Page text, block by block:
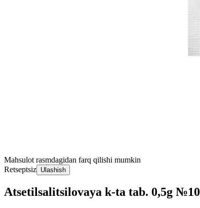
Mahsulot rasmdagidan farq qilishi mumkin
Retseptsiz Ulashish
Atsetilsalitsilovaya k-ta tab. 0,5g №10